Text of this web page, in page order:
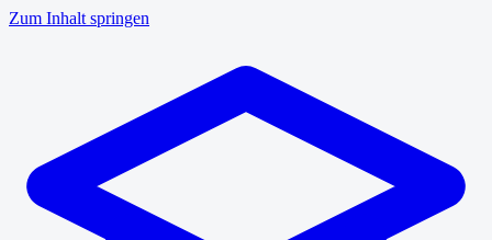
Zum Inhalt springen